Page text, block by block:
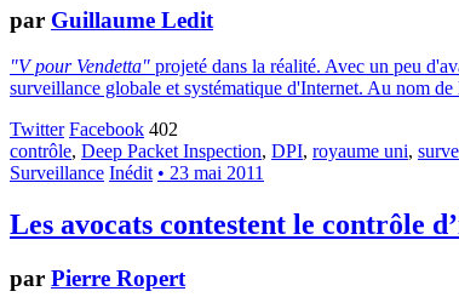
par Guillaume Ledit
"V pour Vendetta" projeté dans la réalité. Avec un peu
surveillance globale et systématique d'Internet. Au nom
Twitter Facebook 402
contrôle, Deep Packet Inspection, DPI, royaume uni,
Surveillance Inédit • 23 mai 2011
Les avocats contestent le contrôle
par Pierre Ropert